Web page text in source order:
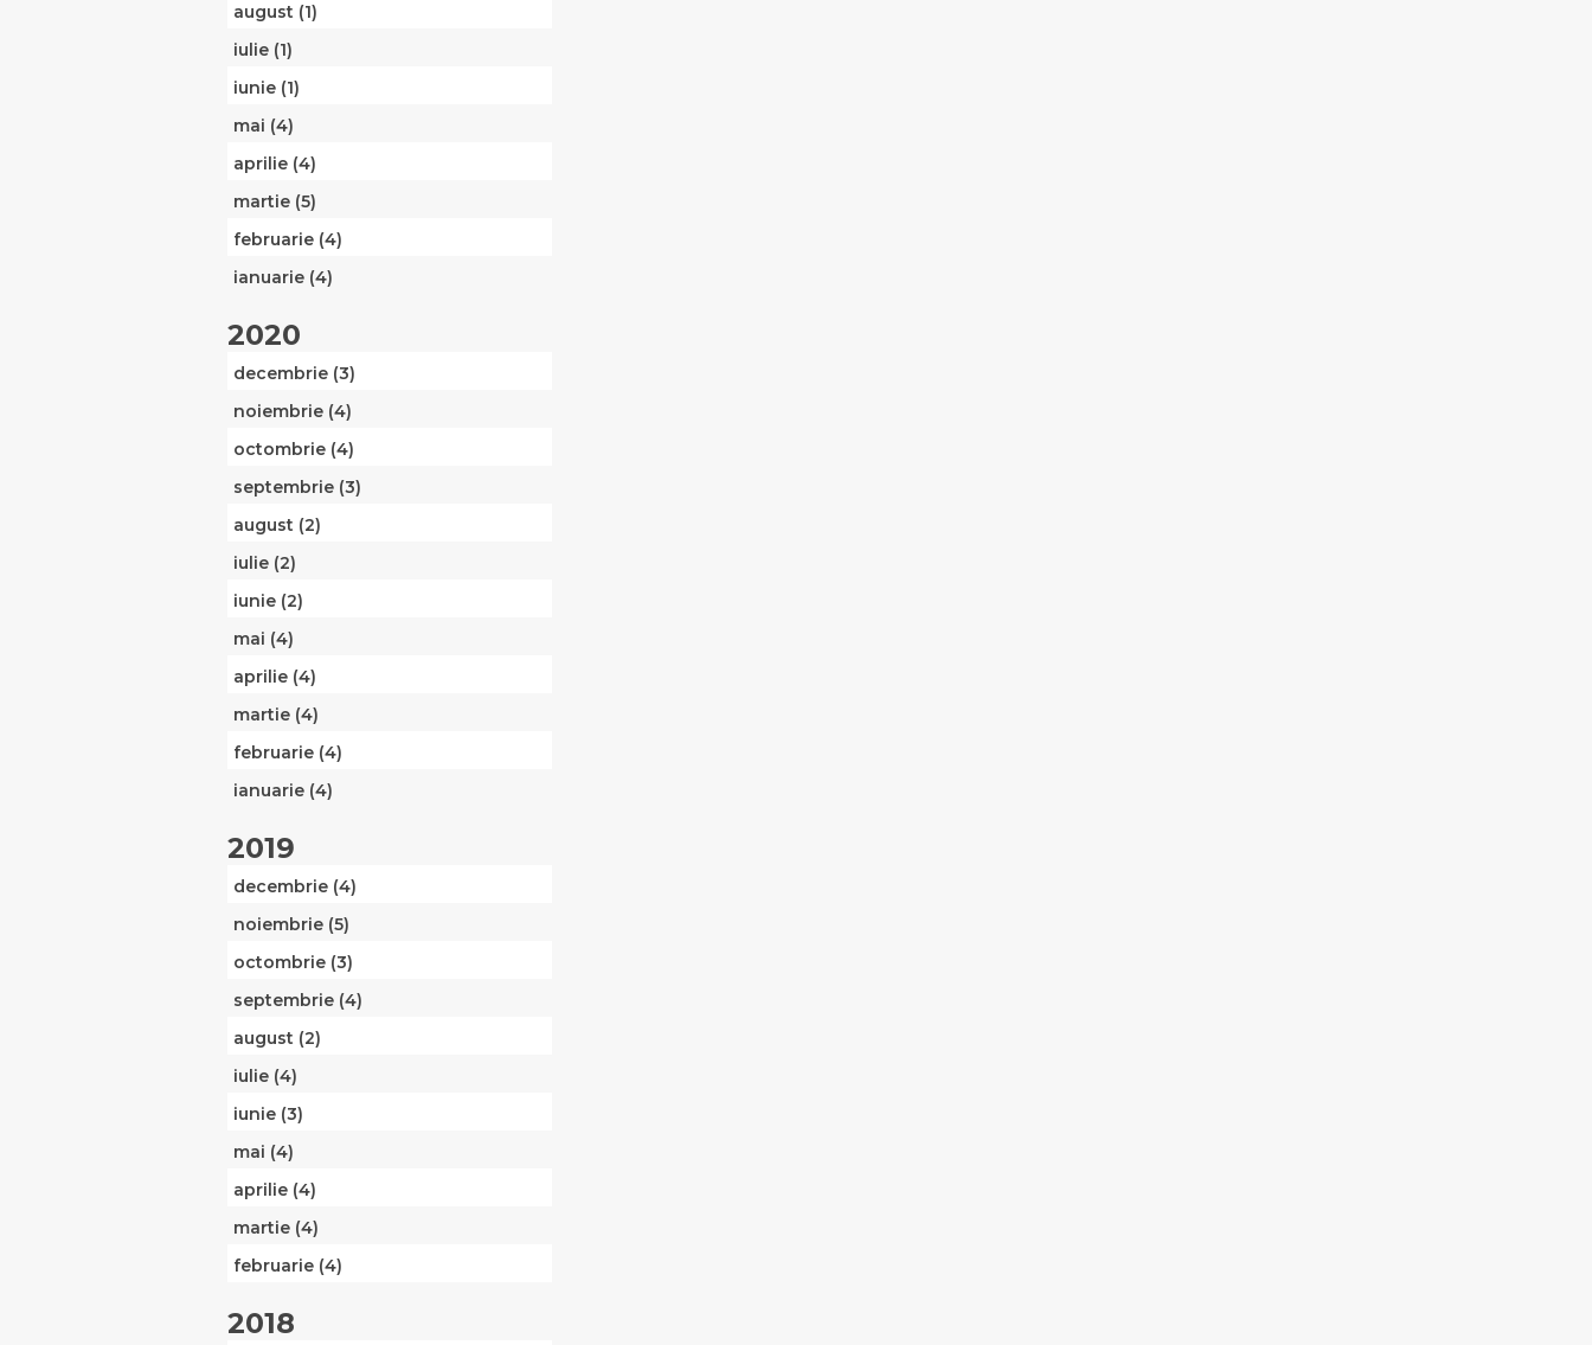
august (1)
iulie (1)
iunie (1)
mai (4)
aprilie (4)
martie (5)
februarie (4)
ianuarie (4)
2020
decembrie (3)
noiembrie (4)
octombrie (4)
septembrie (3)
august (2)
iulie (2)
iunie (2)
mai (4)
aprilie (4)
martie (4)
februarie (4)
ianuarie (4)
2019
decembrie (4)
noiembrie (5)
octombrie (3)
septembrie (4)
august (2)
iulie (4)
iunie (3)
mai (4)
aprilie (4)
martie (4)
februarie (4)
2018